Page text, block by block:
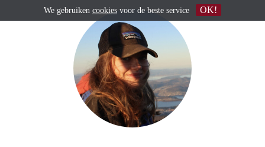
We gebruiken cookies voor de beste service OK!